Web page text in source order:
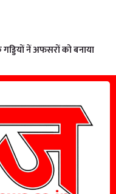
नें अफसरों को बनाया